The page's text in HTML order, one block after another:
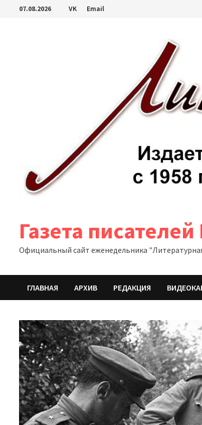
Перейти07.08.2026 VK Email
Газета
Официальный сайт еженедельника
ГЛАВНАЯ АРХИВ РЕДАКЦИЯ